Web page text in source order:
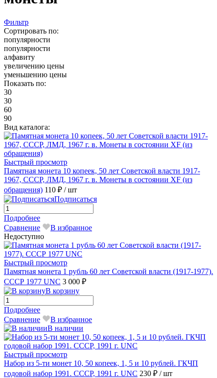
Фильтр
Сортировать по:
популярности
популярности
алфавиту
увеличению цены
уменьшению цены
Показать по:
30
30
60
90
Вид каталога:
Быстрый просмотр
Памятная монета 10 копеек, 50 лет Советской власти 1917-
1967, СССР, ЛМД, 1967 г. в. Монеты в состоянии XF (из
обращения) 110 ₽ / шт
Подписаться
Подробнее
Сравнение
В избранное
Недоступно
Быстрый просмотр
Памятная монета 1 рубль 60 лет Советской власти (1917-1977).
СССР 1977 UNC 3 000 ₽
В корзину
Подробнее
Сравнение
В избранное
В наличии
Быстрый просмотр
Набор из 5-ти монет 10, 50 копеек, 1, 5 и 10 рублей. ГКЧП
годовой набор 1991. СССР, 1991 г. UNC 230 ₽ / шт